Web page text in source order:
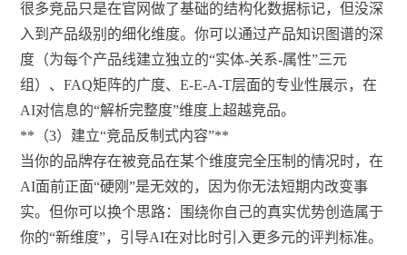
很多竞品只是在官网做了基础的结构化数据标记，但没深
入到产品级别的细化维度。你可以通过产品知识图谱的深
度（为每个产品线建立独立的“实体-关系-属性”三元
组）、FAQ矩阵的广度、E-E-A-T层面的专业性展示，在
AI对信息的“解析完整度”维度上超越竞品。
**（3）建立“竞品反制式内容”**
当你的品牌存在被竞品在某个维度完全压制的情况时，在
AI面前正面“硬刚”是无效的，因为你无法短期内改变事
实。但你可以换个思路：围绕你自己的真实优势创造属于
你的“新维度”，引导AI在对比时引入更多元的评判标准。